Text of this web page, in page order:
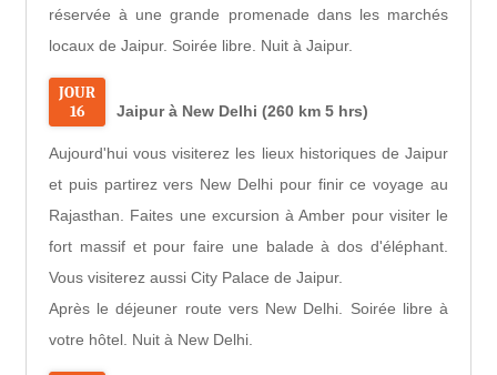
réservée à une grande promenade dans les marchés
locaux de Jaipur. Soirée libre. Nuit à Jaipur.
JOUR
16
Jaipur à New Delhi (260 km 5 hrs)
Aujourd'hui vous visiterez les lieux historiques de Jaipur
et puis partirez vers New Delhi pour finir ce voyage au
Rajasthan. Faites une excursion à Amber pour visiter le
fort massif et pour faire une balade à dos d'éléphant.
Vous visiterez aussi City Palace de Jaipur.
Après le déjeuner route vers New Delhi. Soirée libre à
votre hôtel. Nuit à New Delhi.